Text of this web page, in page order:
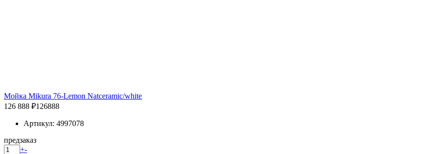
Мойка Mikura 76-Lemon Natceramic/white
126 888 ₽126888
Артикул: 4997078
предзаказ
+-